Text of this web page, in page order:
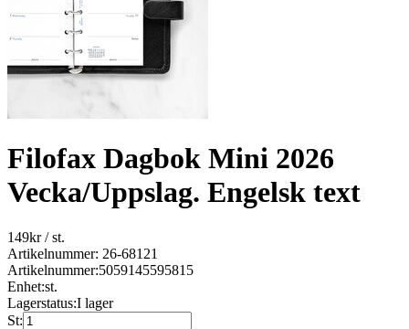
Filofax Dagbok Mini 2026
Vecka/Uppslag. Engelsk text
149kr/ st.
Artikelnummer: 26-68121
Artikelnummer:5059145595815
Enhet:st.
Lagerstatus:I lager
St: